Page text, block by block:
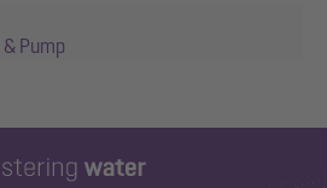
Pump